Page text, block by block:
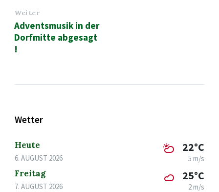
Weiter
Adventsmusik in der
Dorfmitte abgesagt
!
Wetter
Heute
6. AUGUST 2026
22°C
5 m/s
Freitag
7. AUGUST 2026
25°C
2 m/s